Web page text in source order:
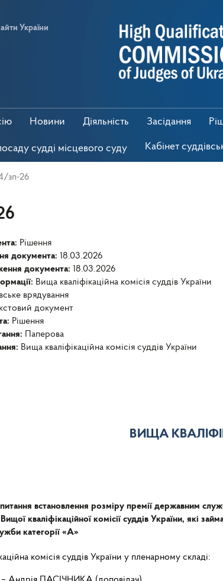
України
Новини Діяльність Засідання
судді місцевого суду Кабінет
зп-26
Рішення
документа: 18.03.2026
документа: 18.03.2026
Вища кваліфікаційна комісія суддів України
врядування
документ
Рішення
Паперова
Вища кваліфікаційна комісія суддів України
ВИЩА
встановлення розміру премії державним
кваліфікаційної комісії суддів України, які
категорії «А»
комісія суддів України у пленарному складі: